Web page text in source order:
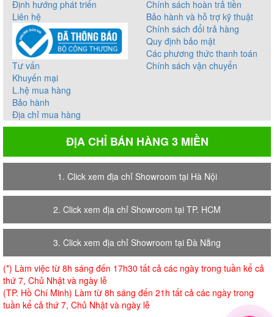
Định hướng phát triển
Liên hệ
Tư vấn
Khuyến mại
L.hệ mua hàng
Bảo hành
Địa chỉ mua hàng
Chính sách hoàn trả tiền
Bảo hành và hỗ trợ kỹ thuật
Chính sách đổi trả hàng
Quy định bảo mật
Các phương thức thanh toán
Chính sách vận chuyển
ĐỊA CHỈ BÁN HÀNG 3 MIỀN
1. Click xem địa chỉ Showroom tại Hà Nội
2. Click xem địa chỉ Showroom tại TP. HCM
3. Click xem địa chỉ Showroom tại Đà Nẵng
(*) Làm việc từ 8h sáng đến 17h30 tất cả các ngày trong tuần kể cả
thứ 7, Chủ Nhật và ngày lễ
(TP. Hồ Chí Minh) Làm từ 8h sáng đến 21h tất cả các ngày trong
tuần kể cả thứ 7, Chủ Nhật và ngày lễ